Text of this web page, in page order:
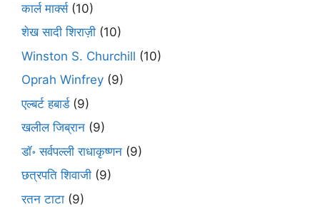
कार्ल मार्क्स(10)
शेख सादी शिराज़ी (10)
Winston S. Churchill (10)
Oprah Winfrey (9)
एल्बर्ट हबार्ड(9)
खलील जिब्रान (9)
डॉ॰ सर्वपल्ली राधाकृष्णन (9)
छत्रपति शिवाजी (9)
रतन टाटा (9)